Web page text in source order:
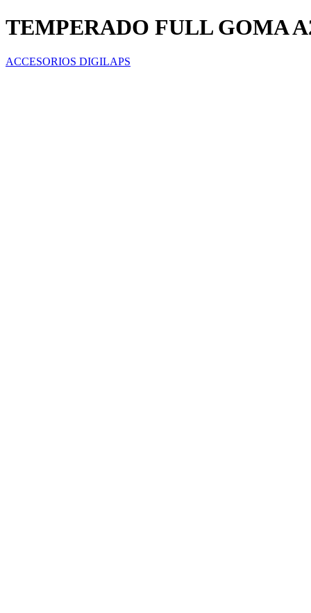
TEMPERADO FULL GOMA
ACCESORIOS DIGILAPS